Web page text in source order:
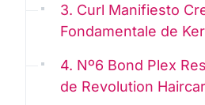
3. Curl Manifiesto
Fondamentale de
4. Nº6 Bond Plex
de Revolution